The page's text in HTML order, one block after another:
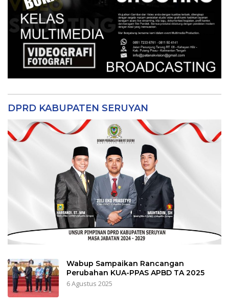
DPRD KABUPATEN SERUYAN
Wabup Sampaikan Rancangan
Perubahan KUA-PPAS APBD TA 2025
6 Agustus 2025